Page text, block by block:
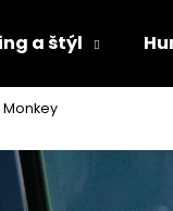
a štýl
Čo